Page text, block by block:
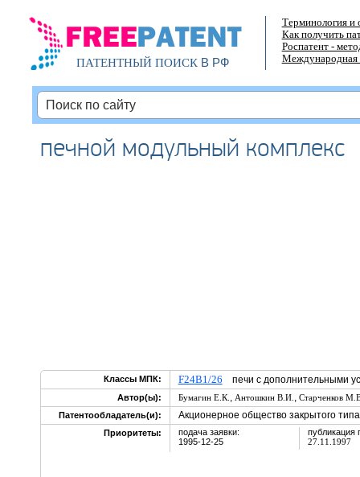
ПАТЕНТНЫЙ ПОИСКВ РФ
Терминология и
Как получить
Роспатент -
Международная
печной модульный комплекс
Классы МПК: F24B1/26 печи с дополнительными
Автор(ы): Бумагин Е.К. , Антошкин В.И. , Старченков
Патентообладатель(и):
Акционерное общество закрытого
Приоритеты:
подача заявки:
1995-12-25
публикация
27.11.1997